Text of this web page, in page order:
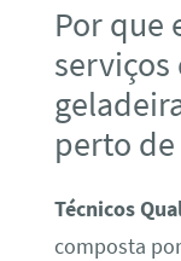
Por que
serviços
perto de
Técnicos
composta